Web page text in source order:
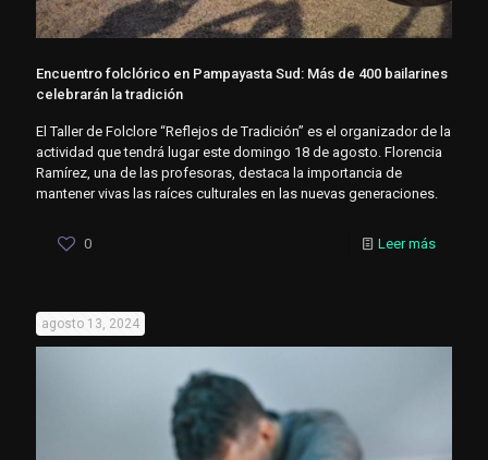
Encuentro folclórico en Pampayasta Sud: Más de 400 bailarines
celebrarán la tradición
El Taller de Folclore “Reflejos de Tradición” es el organizador de la
actividad que tendrá lugar este domingo 18 de agosto. Florencia
Ramírez, una de las profesoras, destaca la importancia de
mantener vivas las raíces culturales en las nuevas generaciones.
0 Leer más
agosto 13, 2024